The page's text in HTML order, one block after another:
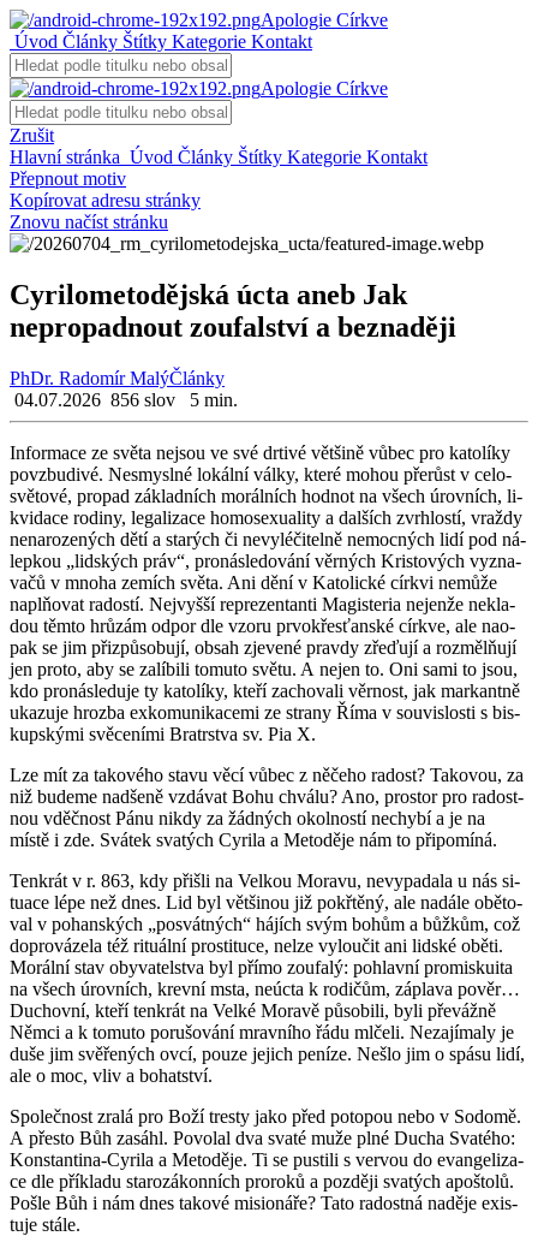
Apologie Církve
Úvod Články Štítky Kategorie Kontakt
Apologie Církve
Zrušit
Hlavní stránka Úvod Články Štítky Kategorie Kontakt
Přepnout motiv
Kopírovat adresu stránky
Znovu načíst stránku
Cyrilometodějská úcta aneb Jak
nepropadnout zoufalství a beznaději
PhDr. Radomír MalýČlánky
04.07.2026 856 slov 5 min.
In­for­ma­ce ze světa nejsou ve své dr­ti­vé vět­ši­ně vůbec pro ka­to­lí­ky
po­vzbu­di­vé. Ne­smy­sl­né lo­kál­ní války, které mohou pře­růst v ce­lo­
svě­to­vé, pro­pad zá­klad­ních mo­rál­ních hod­not na všech úrov­ních, li­
kvi­da­ce ro­di­ny, le­ga­li­za­ce ho­mose­xu­a­li­ty a dal­ších zvrh­los­tí, vraž­dy
ne­na­ro­ze­ných dětí a sta­rých či ne­vy­lé­či­tel­ně ne­moc­ných lidí pod ná­
lep­kou „lid­ských práv“, pro­ná­sle­do­vá­ní věr­ných Kris­to­vých vy­zna­
va­čů v mnoha ze­mích světa. Ani dění v Ka­to­lic­ké církvi ne­mů­že
naplňovat ra­dos­tí. Nej­vyš­ší re­pre­zen­tan­ti Magis­te­ria nejen­že ne­kla­
dou těmto hrůzám odpor dle vzoru pr­vo­křes­ťan­ské církve, ale na­o­
pak se jim při­způ­so­bu­jí, obsah zje­ve­né prav­dy zře­ďu­jí a roz­mělňují
jen proto, aby se za­lí­bi­li to­mu­to světu. A nejen to. Oni sami to jsou,
kdo pro­ná­sle­du­je ty ka­to­lí­ky, kteří za­cho­va­li věr­nost, jak mar­kant­ně
uka­zu­je hroz­ba ex­ko­mu­ni­ka­ce­mi ze stra­ny Říma v sou­vis­los­ti s bis­
kup­ský­mi svě­ce­ní­mi Bra­trstva sv. Pia X.
Lze mít za ta­ko­vé­ho stavu věcí vůbec z ně­če­ho ra­dost? Ta­ko­vou, za
niž bu­de­me nad­še­ně vzdá­vat Bohu chvá­lu? Ano, pro­stor pro ra­dost­
nou vděč­nost Pánu nikdy za žád­ných okol­nos­tí ne­chy­bí a je na
místě i zde. Svá­tek sva­tých Cyri­la a Me­to­dě­je nám to při­po­mí­ná.
Ten­krát v r. 863, kdy při­šli na Vel­kou Mo­ra­vu, ne­vy­pa­da­la u nás si­
tu­a­ce lépe než dnes. Lid byl vět­ši­nou již po­křtě­ný, ale na­dá­le obě­to­
val v po­han­ských „po­svát­ných“ há­jích svým bohům a bůž­kům, což
do­pro­vá­ze­la též ri­tu­ál­ní pro­sti­tu­ce, nelze vy­lou­čit ani lid­ské oběti.
Mo­rál­ní stav oby­va­tel­stva byl přímo zou­fa­lý: po­hlav­ní pro­mis­ku­i­ta
na všech úrov­ních, krev­ní msta, ne­úcta k ro­di­čům, zá­pla­va pověr…
Du­chov­ní, kteří ten­krát na Velké Mo­ra­vě pů­so­bi­li, byli pře­váž­ně
Němci a k to­mu­to po­ru­šo­vá­ní mrav­ní­ho řádu ml­če­li. Ne­za­jí­ma­ly je
duše jim svě­ře­ných ovcí, pouze je­jich pe­ní­ze. Nešlo jim o spásu lidí,
ale o moc, vliv a bo­hat­ství.
Spo­leč­nost zralá pro Boží tres­ty jako před po­to­pou nebo v So­do­mě.
A přes­to Bůh za­sá­hl. Po­vo­lal dva svaté muže plné Ducha Sva­té­ho:
Kon­stan­ti­na-Cyri­la a Me­to­dě­je. Ti se pus­ti­li s ver­vou do evan­ge­li­za­
ce dle pří­kla­du sta­ro­zá­kon­ních pro­ro­ků a poz­dě­ji sva­tých apoš­to­lů.
Pošle Bůh i nám dnes ta­ko­vé mi­si­o­ná­ře? Tato ra­dost­ná na­dě­je exis­
tu­je stále.